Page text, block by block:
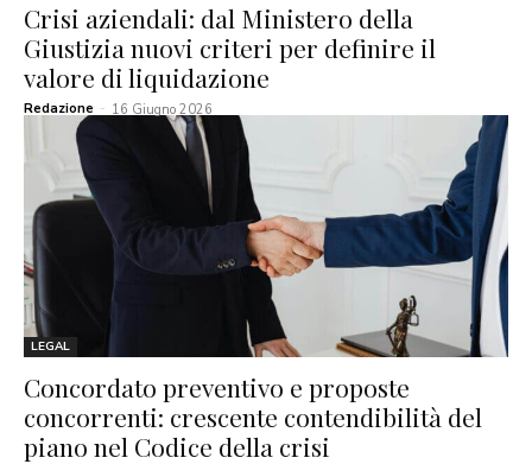
Crisi aziendali: dal Ministero della
Giustizia nuovi criteri per definire il
valore di liquidazione
Redazione - 16 Giugno 2026
LEGAL
Concordato preventivo e proposte
concorrenti: crescente contendibilità del
piano nel Codice della crisi